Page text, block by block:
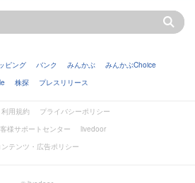
ピング バンク みんかぶ
みんかぶChoice
株探 プレスリリース
利用規約
プライバシーポリシー
様サポートセンター
livedoor
ンテンツ・広告ポリシー